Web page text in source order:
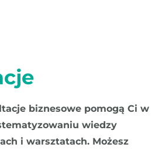
biznesowe pomogą Ci w
wiedzy
i warsztatach. Możesz